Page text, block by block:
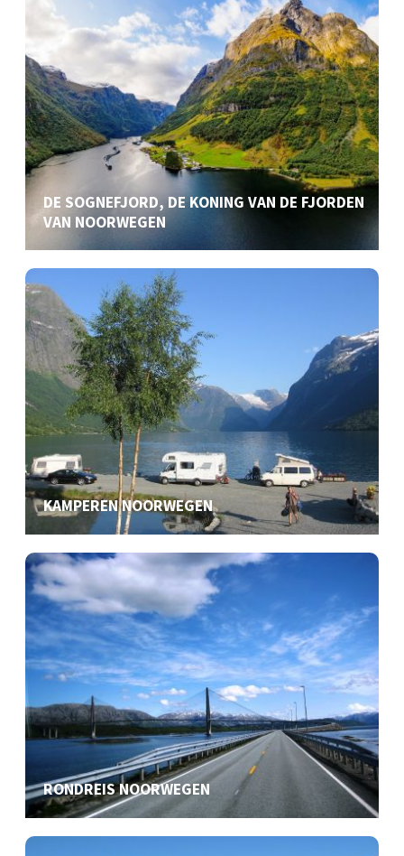
DE SOGNEFJORD, DE KONING VAN DE FJORDEN
VAN NOORWEGEN
KAMPEREN NOORWEGEN
RONDREIS NOORWEGEN